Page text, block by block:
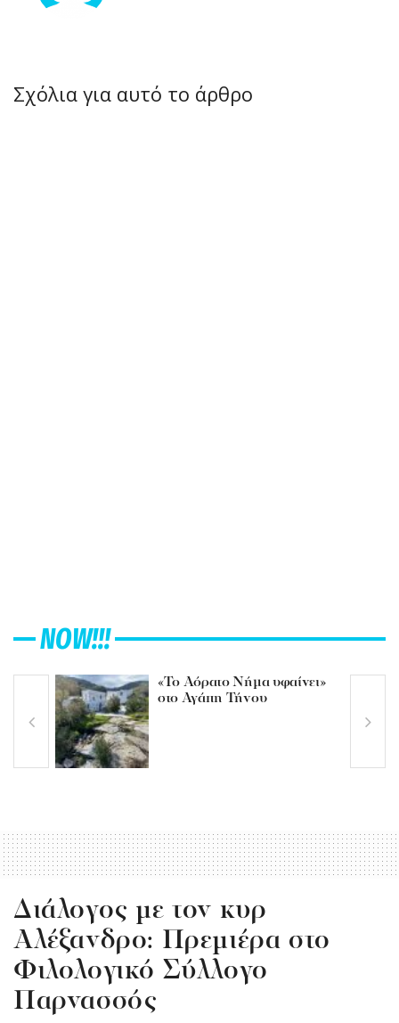
Σχόλια για αυτό το άρθρο
NOW!!!
«Το Αόρατο Νήμα υφαίνει»
στο Αγάπη Τήνου
Διάλογος με τον κυρ
Αλέξανδρο: Πρεμιέρα στο
Φιλολογικό Σύλλογο
Παρνασσός